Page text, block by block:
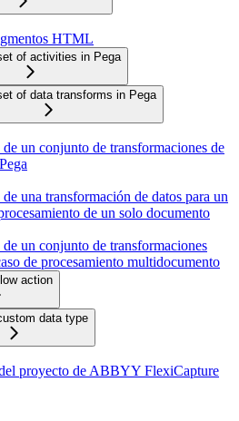
HTML
of activities in Pega
of data transforms in Pega
un conjunto de transformaciones de
una transformación de datos para un
de un solo documento
un conjunto de transformaciones
de procesamiento multidocumento
action
data type
proyecto de ABBYY FlexiCapture